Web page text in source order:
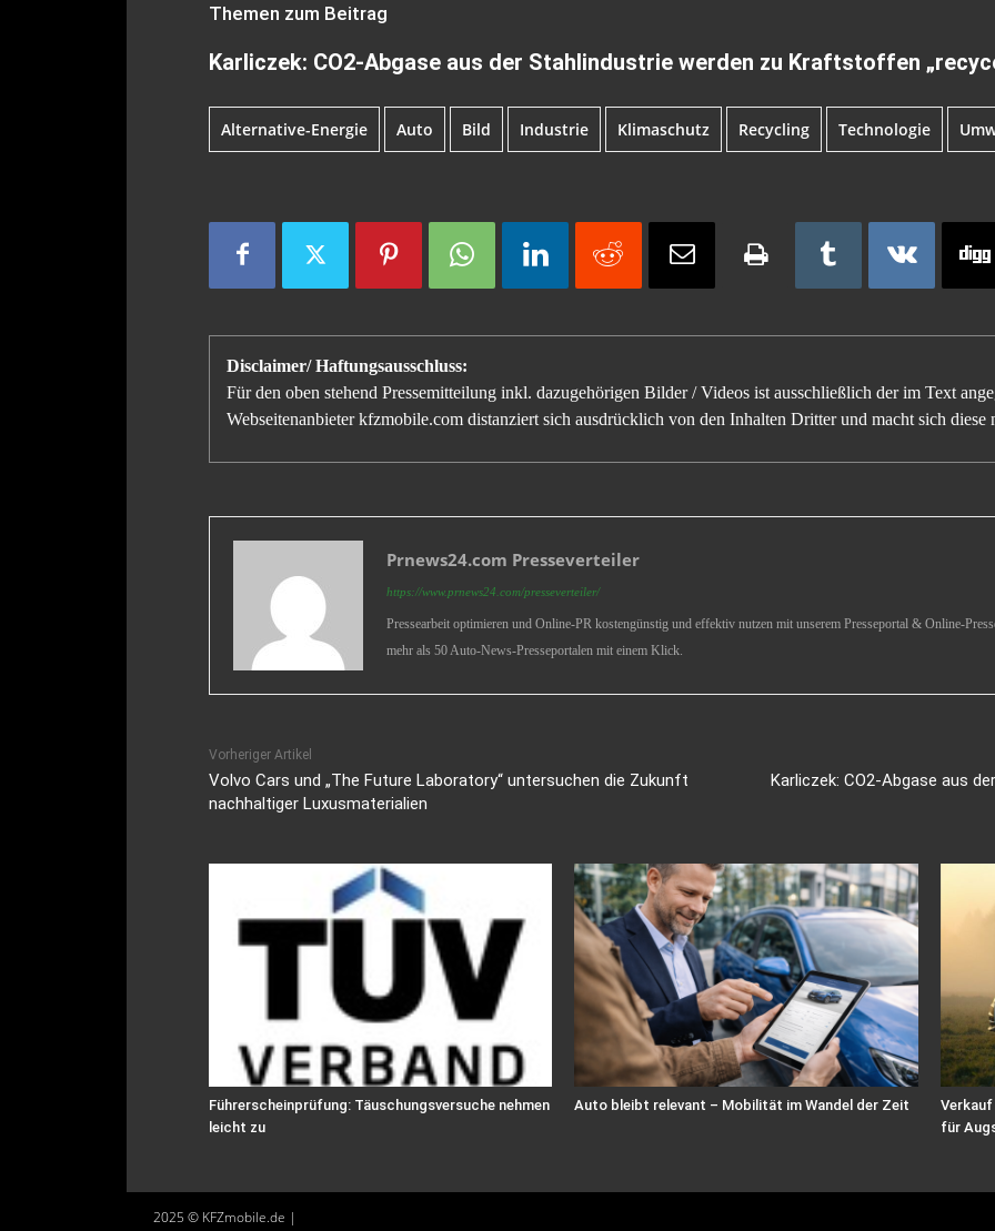
Themen zum Beitrag
Karliczek: CO2-Abgase aus der Stahlindustrie werden zu Kraftstoffen
Alternative-Energie Auto Bild Industrie Klimaschutz Recycling Technologie
Disclaimer/ Haftungsausschluss:
Für den oben stehend Pressemitteilung inkl. dazugehörigen Bilder / Videos ist ausschließlich der im Text
Webseitenanbieter kfzmobile.com distanziert sich ausdrücklich von den Inhalten Dritter und macht sich diese
Prnews24.com Presseverteiler
https://www.prnews24.com/presseverteiler/
Pressearbeit optimieren und Online-PR kostengünstig und effektiv nutzen mit unserem Presseportal & Online-
mehr als 50 Auto-News-Presseportalen mit einem Klick.
Vorheriger Artikel
Volvo Cars und „The Future Laboratory“ untersuchen die Zukunft
nachhaltiger Luxusmaterialien
Karliczek: CO2-Abgase aus
Führerscheinprüfung: Täuschungsversuche nehmen
leicht zu
Auto bleibt relevant – Mobilität im Wandel der Zeit
für
2025 © KFZmobile.de |